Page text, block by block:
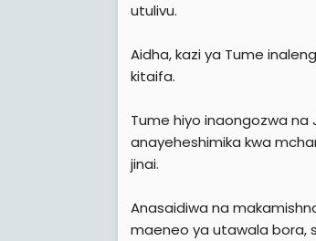
utulivu.
Aidha, kazi ya Tume
kitaifa.
Tume hiyo inaongozwa
anayeheshimika kwa
jinai.
Anasaidiwa na
maeneo ya utawala bora,